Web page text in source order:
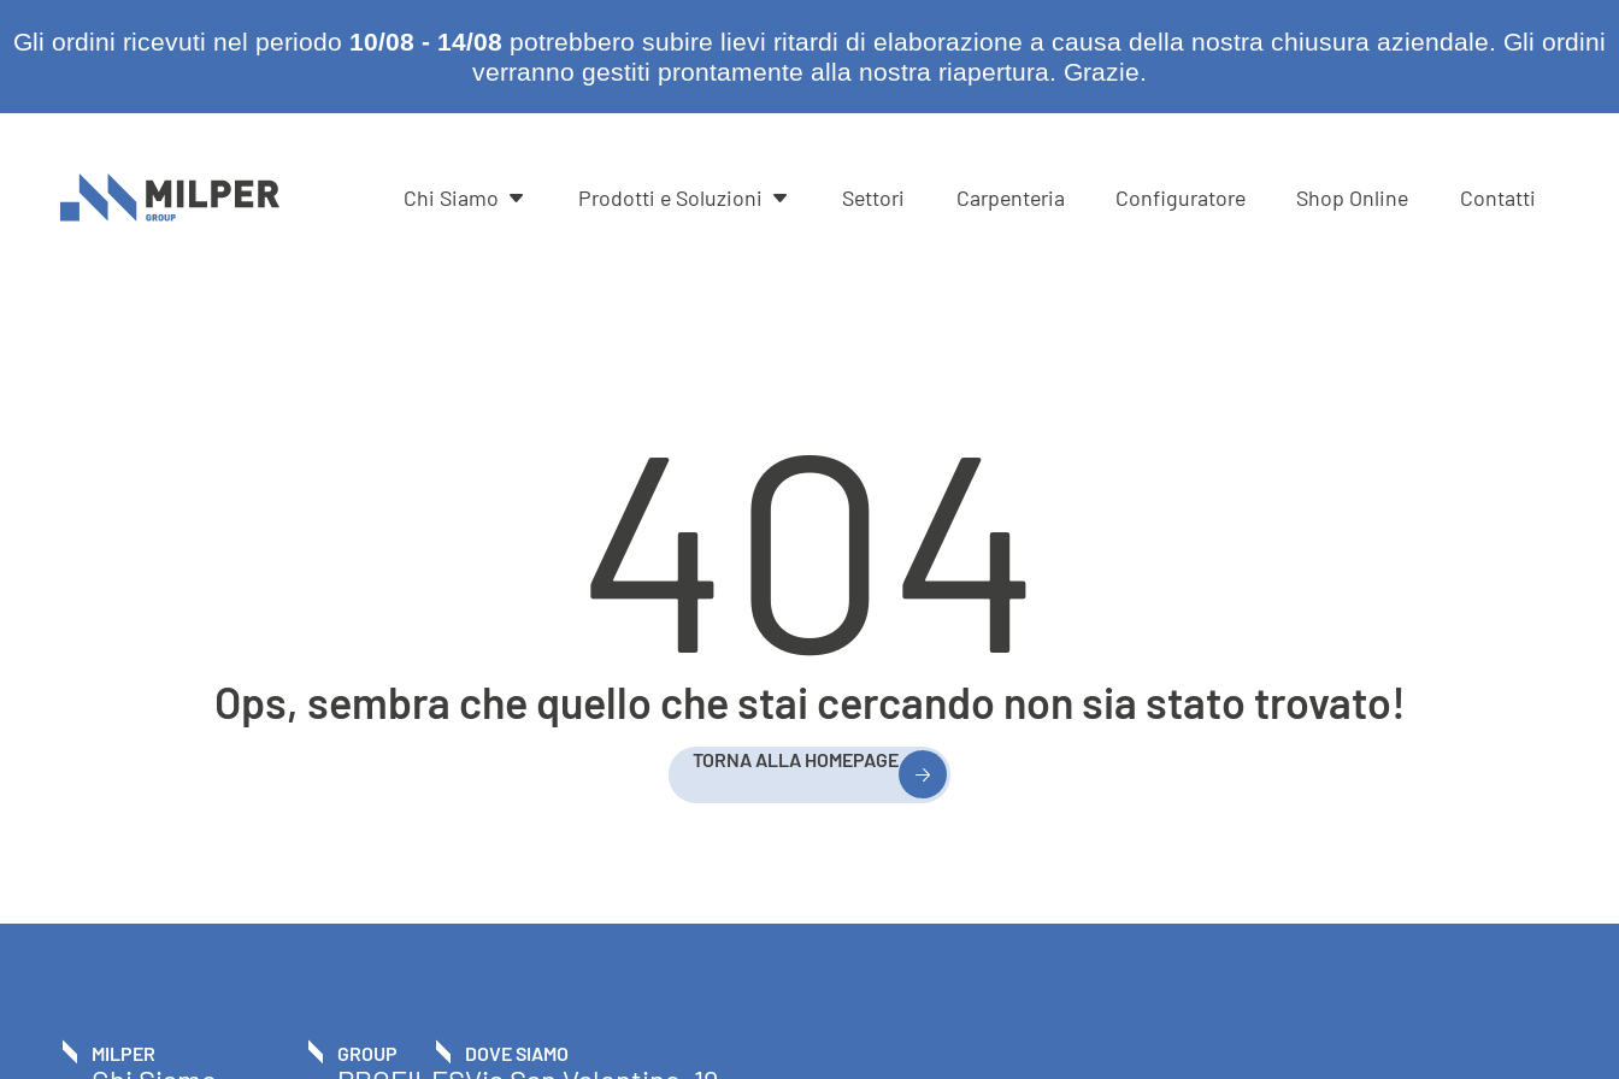
Gli ordini ricevuti nel periodo 10/08 - 14/08 potrebbero subire lievi ritardi di elaborazione a causa della nostra chiusura aziendale. Gli ordini
verranno gestiti prontamente alla nostra riapertura. Grazie.
Chi Siamo Prodotti e Soluzioni Settori Carpenteria Configuratore Shop Online Contatti
404
Ops, sembra che quello che stai cercando non sia stato trovato!
TORNA ALLA HOMEPAGE
MILPER GROUP DOVE SIAMO